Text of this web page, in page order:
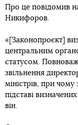
Про це повідомив
Никифоров.
«[Законопроєкт]
центральним
статусом.
звільнення
міністрів, при
підставі
він.